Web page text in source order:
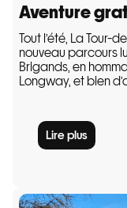
Aventure
Tout l’été, La Tour-
nouveau parcours
Brigands, en
Longway, et bien
Lire plus